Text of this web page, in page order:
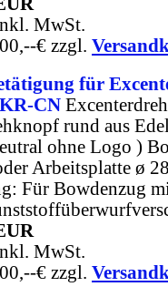
MwSt.
€ zzgl.
für
CN
rund aus
ohne Logo )
Arbeitsplatte ø
Für Bowdenzug
MwSt.
€ zzgl.